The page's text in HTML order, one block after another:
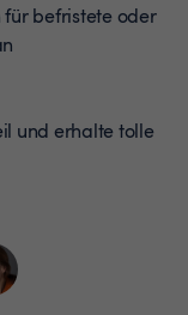
befristete oder
und erhalte tolle